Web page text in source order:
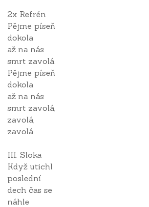
2x Refrén
Pějme píseň
dokola
až na nás
smrt zavolá.
Pějme píseň
dokola
až na nás
smrt zavolá,
zavolá,
zavolá
III. Sloka
Když utichl
poslední
dech čas se
náhle